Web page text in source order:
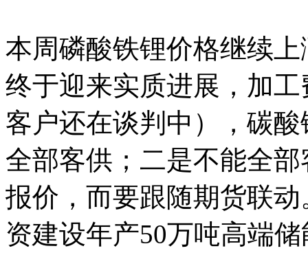
本周磷酸铁锂价格继续
终于迎来实质进展，加
客户还在谈判中），碳
全部客供；二是不能全
报价，而要跟随期货联
资建设年产50万吨高端